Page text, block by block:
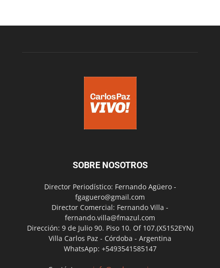
SOBRE NOSOTROS
Director Periodístico: Fernando Agüero -
fgaguero@gmail.com
Director Comercial: Fernando Villa -
fernando.villa@fmazul.com
Dirección: 9 de Julio 90. Piso 10. Of 107.(X5152EYN)
Villa Carlos Paz - Córdoba - Argentina
WhatsApp: +5493541585147